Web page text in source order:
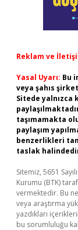
Reklam ve
Yasal Uyarı: Bu
veya şahıs
Sitede yalnızca
taşımamakta
paylaşım
benzerlikleri
taslak
Sitemiz, 5651
Kurumu (BTK)
vermektedir. Bu
veya araştırma
yazdıkları
bu sorumluluğu